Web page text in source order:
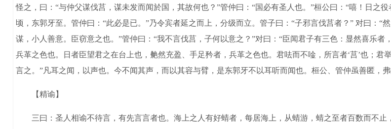
怪之，曰：“与仲父谋伐莒，谋未发而闻於国，其故何也？”管仲曰：“国必有圣人也。”桓公曰：“嘻！日之
顷，东郭牙至。管仲曰：“此必是已。”乃令宾者延之而上，分级而立。管子曰：“子邪言伐莒者？” 对曰：“
谋，小人善意。臣窃意之也。”管仲曰：“我不言伐莒，子何以意之？”对曰：“臣闻君子有三色：显然喜乐
兵革之色也。日者臣望君之在台上也，艴然充盈、手足矜者，兵革之色也。君呿而不唫，所言者‘莒’也；
言之。”凡耳之闻，以声也。今不闻其声，而以其容与臂，是东郭牙不以耳听而闻也。桓公、管仲虽善匿，
【精谕】
三曰：圣人相谕不待言，有先言言者也。海上之人有好蜻者，每居海上，从蜻游，蜻之至者百数而不止